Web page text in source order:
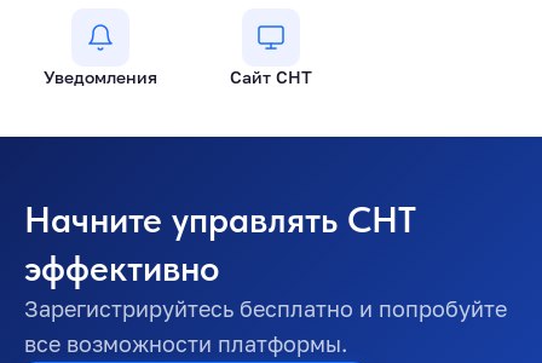
Уведомления Сайт СНТ
Начните управлять СНТ
эффективно
Зарегистрируйтесь бесплатно и попробуйте
все возможности платформы.